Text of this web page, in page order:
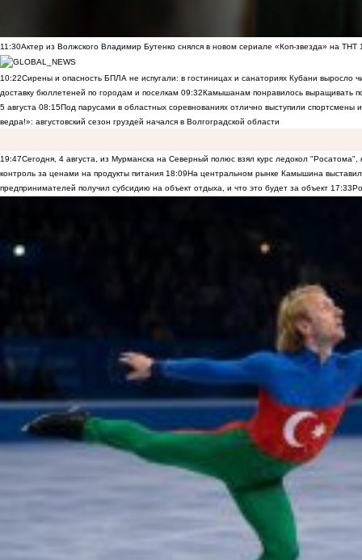
11:30Актер из Волжского Владимир Бутенко снялся в новом сериале «Коп-звезда» на ТНТ
10:22Сирены и опасность БПЛА не испугали: в гостиницах и санаториях Кубани выросло
доставку бюллетеней по городам и поселкам 09:32Камышанам понравилось выращивать
5 августа 08:15Под парусами в областных соревнованиях отлично выступили спортсмены
ведра!»: августовский сезон груздей начался в Волгоградской области
19:47Сегодня, 4 августа, из Мурманска на Северный полюс взял курс ледокол
контроль за ценами на продукты питания 18:09На центральном рынке Камышина
предпринимателей получил субсидию на объект отдыха, и что это будет за объект 17:33